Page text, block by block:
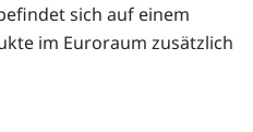
sich auf einem
im Euroraum zusätzlich